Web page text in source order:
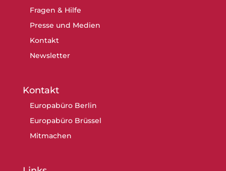
Fragen & Hilfe
Presse und Medien
Kontakt
Newsletter
Kontakt
Europabüro Berlin
Europabüro Brüssel
Mitmachen